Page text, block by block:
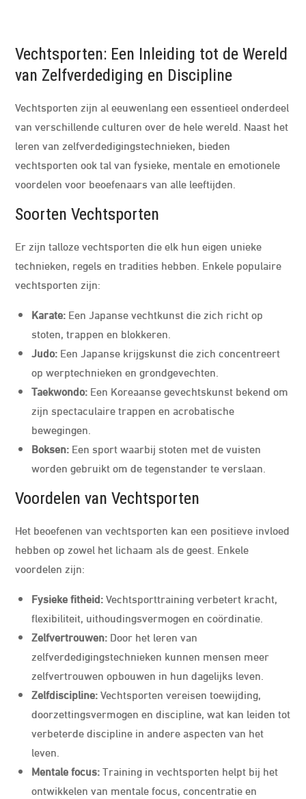
Vechtsporten: Een Inleiding tot de Wereld
van Zelfverdediging en Discipline
Vechtsporten zijn al eeuwenlang een essentieel onderdeel
van verschillende culturen over de hele wereld. Naast het
leren van zelfverdedigingstechnieken, bieden
vechtsporten ook tal van fysieke, mentale en emotionele
voordelen voor beoefenaars van alle leeftijden.
Soorten Vechtsporten
Er zijn talloze vechtsporten die elk hun eigen unieke
technieken, regels en tradities hebben. Enkele populaire
vechtsporten zijn:
Karate: Een Japanse vechtkunst die zich richt op
stoten, trappen en blokkeren.
Judo: Een Japanse krijgskunst die zich concentreert
op werptechnieken en grondgevechten.
Taekwondo: Een Koreaanse gevechtskunst bekend om
zijn spectaculaire trappen en acrobatische
bewegingen.
Boksen: Een sport waarbij stoten met de vuisten
worden gebruikt om de tegenstander te verslaan.
Voordelen van Vechtsporten
Het beoefenen van vechtsporten kan een positieve invloed
hebben op zowel het lichaam als de geest. Enkele
voordelen zijn:
Fysieke fitheid:Vechtsporttraining verbetert kracht,
flexibiliteit, uithoudingsvermogen en coördinatie.
Zelfvertrouwen: Door het leren van
zelfverdedigingstechnieken kunnen mensen meer
zelfvertrouwen opbouwen in hun dagelijks leven.
Zelfdiscipline:Vechtsporten vereisen toewijding,
doorzettingsvermogen en discipline, wat kan leiden tot
verbeterde discipline in andere aspecten van het
leven.
Mentale focus:Training in vechtsporten helpt bij het
ontwikkelen van mentale focus, concentratie en